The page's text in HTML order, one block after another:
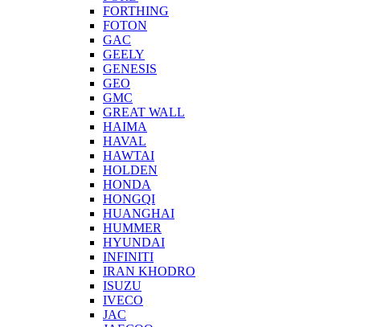
FORTHING
FOTON
GAC
GEELY
GENESIS
GEO
GMC
GREAT WALL
HAIMA
HAVAL
HAWTAI
HOLDEN
HONDA
HONGQI
HUANGHAI
HUMMER
HYUNDAI
INFINITI
IRAN KHODRO
ISUZU
IVECO
JAC